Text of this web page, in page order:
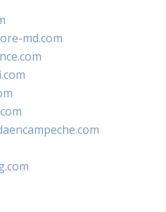
md.com